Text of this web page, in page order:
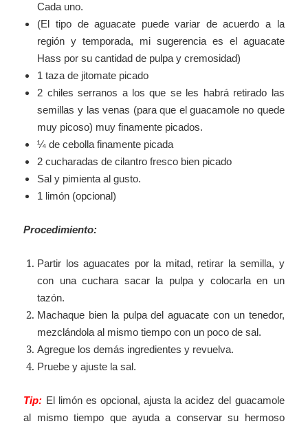
Cada uno.
(El tipo de aguacate puede variar de acuerdo a la
región y temporada, mi sugerencia es el aguacate
Hass por su cantidad de pulpa y cremosidad)
1 taza de jitomate picado
2 chiles serranos a los que se les habrá retirado las
semillas y las venas (para que el guacamole no quede
muy picoso) muy finamente picados.
¼ de cebolla finamente picada
2 cucharadas de cilantro fresco bien picado
Sal y pimienta al gusto.
1 limón (opcional)
Procedimiento:
Partir los aguacates por la mitad, retirar la semilla, y
con una cuchara sacar la pulpa y colocarla en un
tazón.
Machaque bien la pulpa del aguacate con un tenedor,
mezclándola al mismo tiempo con un poco de sal.
Agregue los demás ingredientes y revuelva.
Pruebe y ajuste la sal.
Tip: El limón es opcional, ajusta la acidez del guacamole
al mismo tiempo que ayuda a conservar su hermoso